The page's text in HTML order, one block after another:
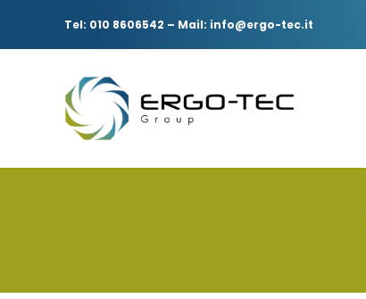
Tel: 010 8606542 – Mail: info@ergo-tec.it